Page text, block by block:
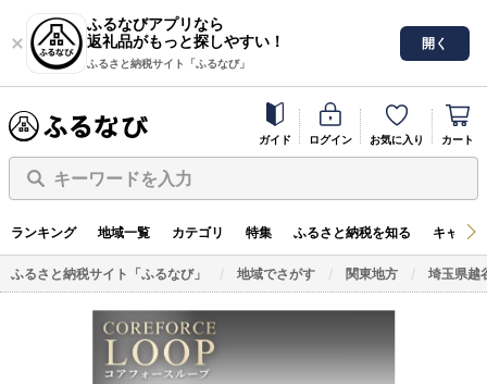
ふるなびアプリなら
返礼品がもっと探しやすい！
ふるさと納税サイト「ふるなび」
開く
ガイド ログイン お気に入り カート
キーワードを入力
ランキング 地域一覧 カテゴリ 特集 ふるさと納税を知る キャン
ふるさと納税サイト「ふるなび」 地域でさがす 関東地方 埼玉県越